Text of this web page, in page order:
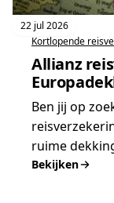
22 jul 2026
Kortlopende
Allianz
Ben jij op
ruime
Bekijken
: